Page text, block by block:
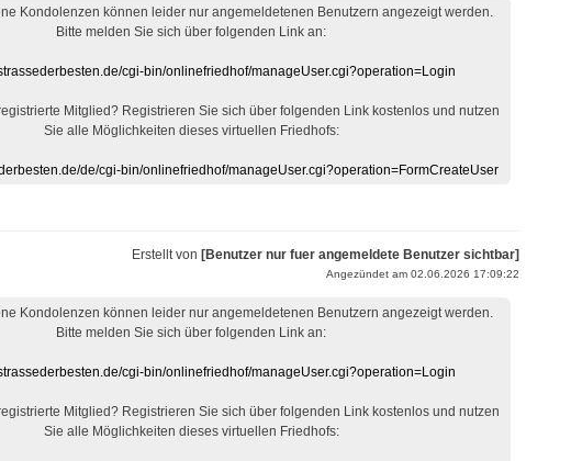
Kondolenzen können leider nur angemeldetenen Benutzern angezeigt werden.
Bitte melden Sie sich über folgenden Link an:
cgi-bin/onlinefriedhof/manageUser.cgi?operation=Login
Mitglied? Registrieren Sie sich über folgenden Link kostenlos und nutzen
Sie alle Möglichkeiten dieses virtuellen Friedhofs:
de/cgi-bin/onlinefriedhof/manageUser.cgi?operation=FormCreateUser
Erstellt von [Benutzer nur fuer angemeldete Benutzer sichtbar]
Angezündet am 02.06.2026 17:09:22
Kondolenzen können leider nur angemeldetenen Benutzern angezeigt werden.
Bitte melden Sie sich über folgenden Link an:
cgi-bin/onlinefriedhof/manageUser.cgi?operation=Login
Mitglied? Registrieren Sie sich über folgenden Link kostenlos und nutzen
Sie alle Möglichkeiten dieses virtuellen Friedhofs: